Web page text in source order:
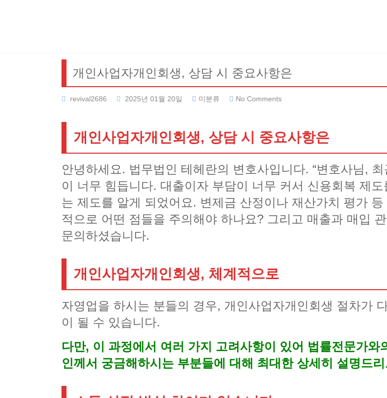
개인사업자개인회생, 상담 시 중요사항은
revival2686 2025년 01월 20일 미분류 No Comments
개인사업자개인회생, 상담 시 중요사항은
안녕하세요. 법무법인 테헤란의 변호사입니다. “변호사님,
이 너무 힘듭니다. 대출이자 부담이 너무 커서 신용회복 제
는 제도를 알게 되었어요. 변제금 산정이나 재산가치 평가
적으로 어떤 점들을 주의해야 하나요? 그리고 매출과 매입
문의하셨습니다.
개인사업자개인회생, 체계적으로
자영업을 하시는 분들의 경우, 개인사업자개인회생 절차가
이 될 수 있습니다.
다만, 이 과정에서 여러 가지 고려사항이 있어 법률전문가와
인께서 궁금해하시는 부분들에 대해 최대한 상세히 설명드